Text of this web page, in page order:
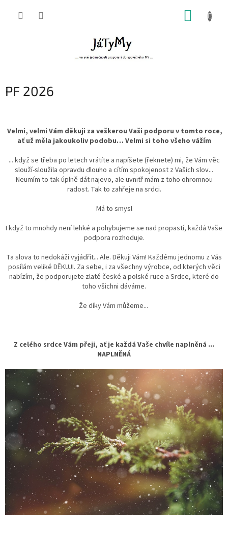
PF 2026
Velmi, velmi Vám děkuji za veškerou Vaši podporu v tomto roce,
ať už měla jakoukoliv podobu… Velmi si toho všeho vážím
... když se třeba po letech vrátíte a napíšete (řeknete) mi, že Vám věc
slouží-sloužila opravdu dlouho a cítím spokojenost z Vašich slov...
Neumím to tak úplně dát najevo, ale uvnitř mám z toho ohromnou
radost. Tak to zahřeje na srdci.
Má to smysl
I když to mnohdy není lehké a pohybujeme se nad propastí, každá Vaše
podpora rozhoduje.
Ta slova to nedokáží vyjádřit... Ale. Děkuji Vám! Každému jednomu z Vás
posílám veliké DĚKUJI. Za sebe, i za všechny výrobce, od kterých věci
nabízím, že podporujete zlaté české a polské ruce a Srdce, které do
toho všichni dáváme.
Že díky Vám můžeme...
Z celého srdce Vám přeji, ať je každá Vaše chvíle naplněná ...
NAPLNĚNÁ